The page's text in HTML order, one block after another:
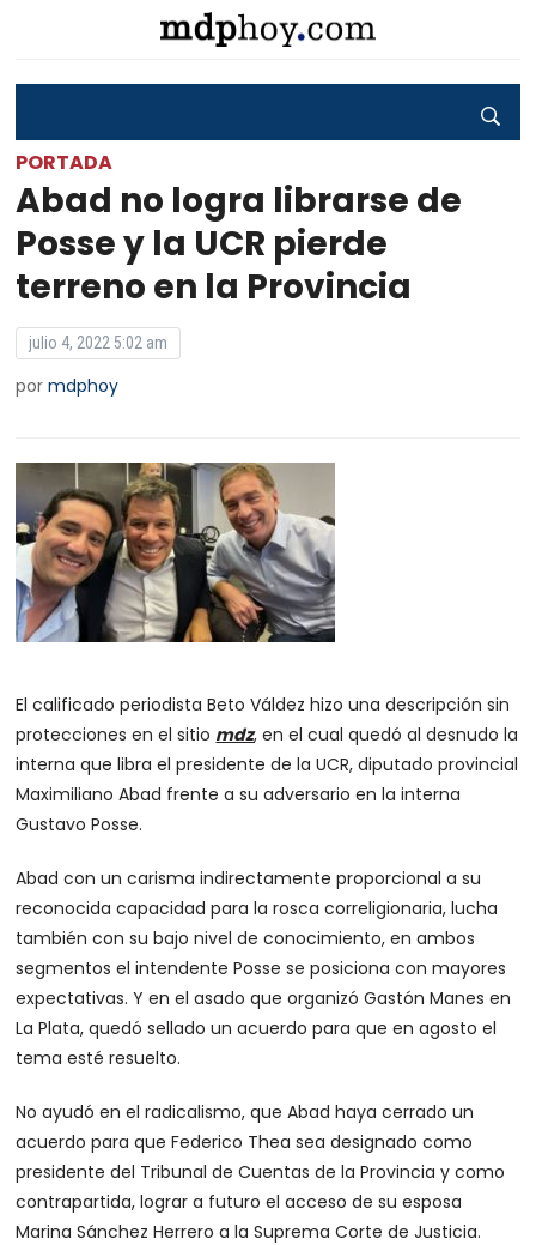
PORTADA
Abad no logra librarse de
Posse y la UCR pierde
terreno en la Provincia
julio 4, 2022 5:02 am
pormdphoy
El calificado periodista Beto Váldez hizo una descripción sin
protecciones en el sitio mdz, en el cual quedó al desnudo la
interna que libra el presidente de la UCR, diputado provincial
Maximiliano Abad frente a su adversario en la interna
Gustavo Posse.
Abad con un carisma indirectamente proporcional a su
reconocida capacidad para la rosca correligionaria, lucha
también con su bajo nivel de conocimiento, en ambos
segmentos el intendente Posse se posiciona con mayores
expectativas. Y en el asado que organizó Gastón Manes en
La Plata, quedó sellado un acuerdo para que en agosto el
tema esté resuelto.
No ayudó en el radicalismo, que Abad haya cerrado un
acuerdo para que Federico Thea sea designado como
presidente del Tribunal de Cuentas de la Provincia y como
contrapartida, lograr a futuro el acceso de su esposa
Marina Sánchez Herrero a la Suprema Corte de Justicia.